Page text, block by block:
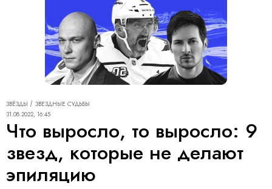
ЗВЁЗДЫ
ЗВЕЗДНЫЕ СУДЬБЫ
31.08.2022, 16:45
Что выросло, то выросло: 9
звезд, которые не делают
эпиляцию